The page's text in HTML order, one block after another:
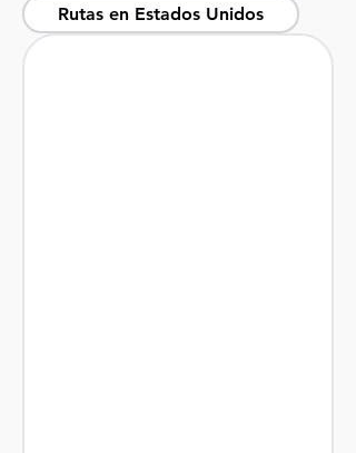
Rutas en Estados Unidos